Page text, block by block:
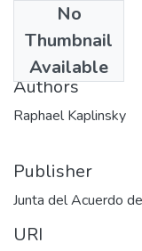
No
Thumbnail
Available
1988
Authors
Raphael Kaplinsky
Publisher
Junta del Acuerdo
URI